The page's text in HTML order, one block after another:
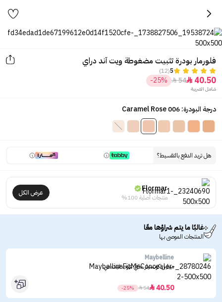
فلورمار بودرة تثبيت مضغوطة ويت آند دراي
5
(12)
40.50

54

-25%
شامل الضريبة
درجة البودرة: 006 Caramel Rose
هل تريد الدفع بالتقسيط؟
Flormar
منتجات أصلية 100%
عرض الكل
غالبًا ما يتم شراؤها معًا
المنتجات الموصى بها
Maybelline
ميبلين كونسيلر خافي عيوب فيت مي
40.50

54

-25%